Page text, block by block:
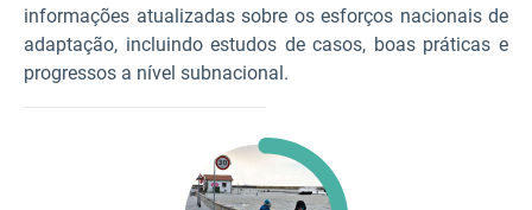
informações atualizadas sobre os esforços nacionais de
adaptação, incluindo estudos de casos, boas práticas e
progressos a nível subnacional.